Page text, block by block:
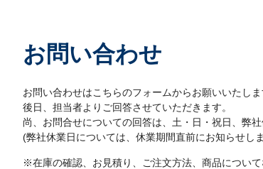
お問い合わせ
お問い合わせはこちらのフォームからお願いいたしま
後日、担当者よりご回答させていただきます。
尚、お問合せについての回答は、土・日・祝日、弊
(弊社休業日については、休業期間直前にお知らせしま
※在庫の確認、お見積り、ご注文方法、商品につい